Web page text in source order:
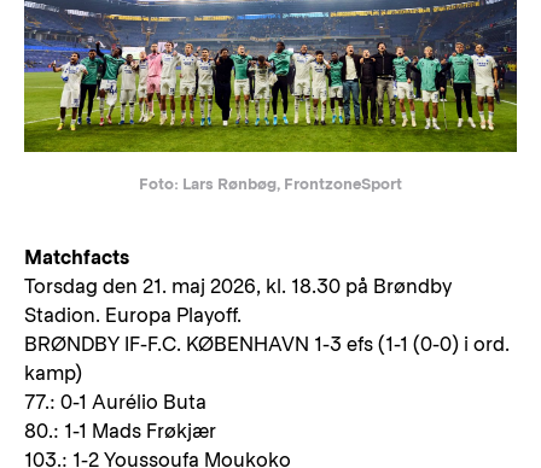
Foto: Lars Rønbøg, FrontzoneSport
Matchfacts
Torsdag den 21. maj 2026, kl. 18.30 på Brøndby
Stadion. Europa Playoff.
BRØNDBY IF-F.C. KØBENHAVN 1-3 efs (1-1 (0-0) i ord.
kamp)
77.: 0-1 Aurélio Buta
80.: 1-1 Mads Frøkjær
103.: 1-2 Youssoufa Moukoko